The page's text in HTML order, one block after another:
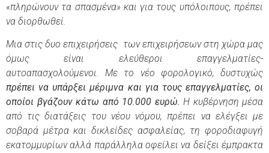
«πληρώνουν τα σπασμένα» και για τους υπόλοιπους, πρέπει
να διορθωθεί.
Μια στις δυο επιχειρήσεις των επιχειρήσεων στη χώρα μας
όμως είναι ελεύθεροι επαγγελματίες-
αυτοαπασχολούμενοι.
Με το νέο φορολογικό, δυστυχώς
πρέπει να υπάρξει μέριμνα και για τους επαγγελματίες, οι
οποίοι βγάζουν κάτω από 10.000 ευρώ. Η κυβέρνηση μέσα
από τις διατάξεις του νέου νόμου, πρέπει να ελέγξει με
σοβαρά μέτρα και δικλείδες ασφαλείας, τη φοροδιαφυγή
εκατομμυρίων αλλά παράλληλα οφείλει να δείξει έμπρακτα